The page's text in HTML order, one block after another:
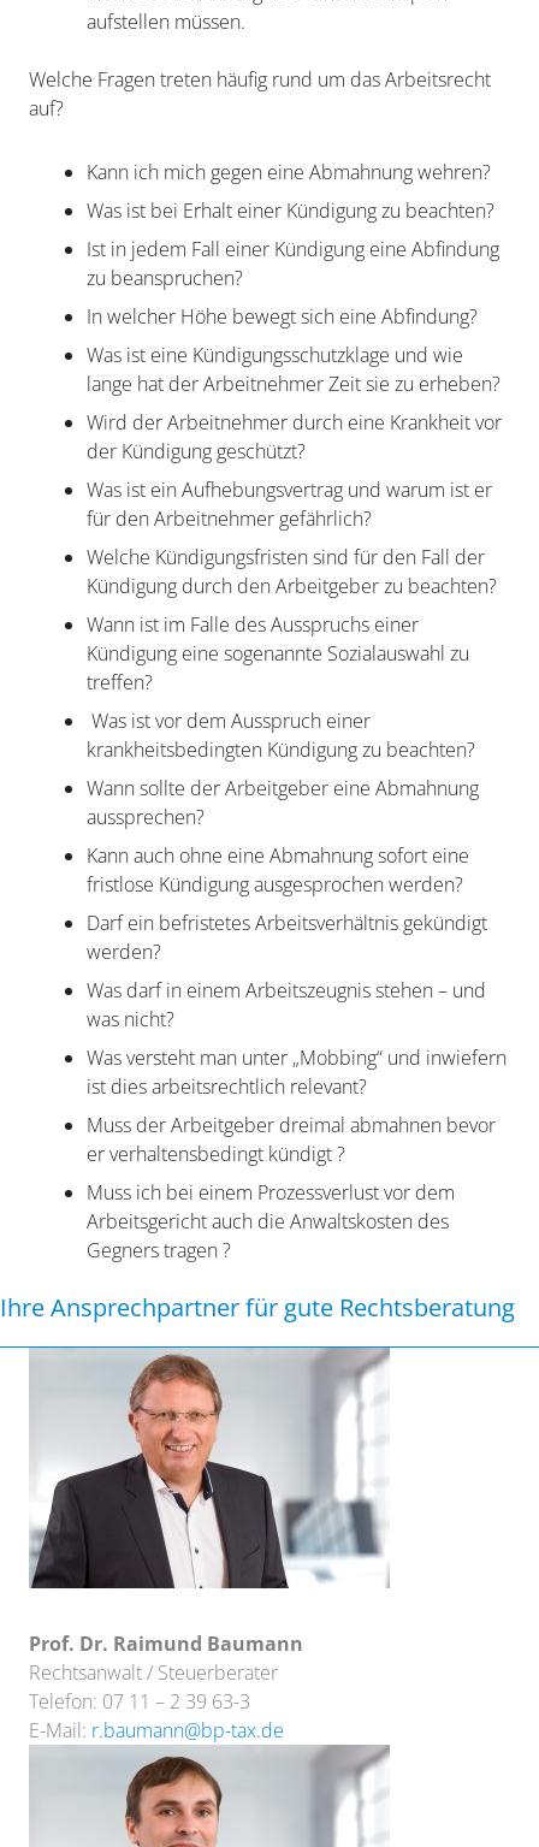
aufstellen müssen.
Welche Fragen treten häufig rund um das Arbeitsrecht
auf?
Kann ich mich gegen eine Abmahnung wehren?
Was ist bei Erhalt einer Kündigung zu beachten?
Ist in jedem Fall einer Kündigung eine Abfindung
zu beanspruchen?
In welcher Höhe bewegt sich eine Abfindung?
Was ist eine Kündigungsschutzklage und wie
lange hat der Arbeitnehmer Zeit sie zu erheben?
Wird der Arbeitnehmer durch eine Krankheit vor
der Kündigung geschützt?
Was ist ein Aufhebungsvertrag und warum ist er
für den Arbeitnehmer gefährlich?
Welche Kündigungsfristen sind für den Fall der
Kündigung durch den Arbeitgeber zu beachten?
Wann ist im Falle des Ausspruchs einer
Kündigung eine sogenannte Sozialauswahl zu
treffen?
Was ist vor dem Ausspruch einer
krankheitsbedingten Kündigung zu beachten?
Wann sollte der Arbeitgeber eine Abmahnung
aussprechen?
Kann auch ohne eine Abmahnung sofort eine
fristlose Kündigung ausgesprochen werden?
Darf ein befristetes Arbeitsverhältnis gekündigt
werden?
Was darf in einem Arbeitszeugnis stehen – und
was nicht?
Was versteht man unter „Mobbing“ und inwiefern
ist dies arbeitsrechtlich relevant?
Muss der Arbeitgeber dreimal abmahnen bevor
er verhaltensbedingt kündigt ?
Muss ich bei einem Prozessverlust vor dem
Arbeitsgericht auch die Anwaltskosten des
Gegners tragen ?
Ihre Ansprechpartner für gute Rechtsberatung
Prof. Dr. Raimund Baumann
Rechtsanwalt / Steuerberater
Telefon: 07 11 – 2 39 63-3
E-Mail: r.baumann@bp-tax.de